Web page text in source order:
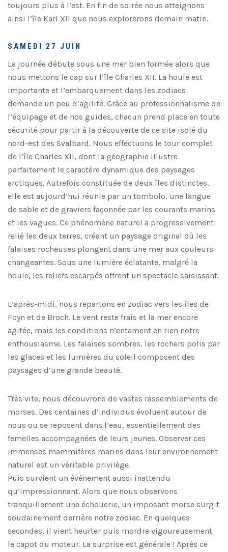
toujours plus à l’est. En fin de soirée nous atteignons
ainsi l’île Karl XII que nous explorerons demain matin.
SAMEDI 27 JUIN
La journée débute sous une mer bien formée alors que
nous mettons le cap sur l’île Charles XII. La houle est
importante et l’embarquement dans les zodiacs
demande un peu d’agilité. Grâce au professionnalisme de
l’équipage et de nos guides, chacun prend place en toute
sécurité pour partir à la découverte de ce site isolé du
nord-est des Svalbard. Nous effectuons le tour complet
de l’île Charles XII, dont la géographie illustre
parfaitement le caractère dynamique des paysages
arctiques. Autrefois constituée de deux îles distinctes,
elle est aujourd’hui réunie par un tombolo, une langue
de sable et de graviers façonnée par les courants marins
et les vagues. Ce phénomène naturel a progressivement
relié les deux terres, créant un paysage original où les
falaises rocheuses plongent dans une mer aux couleurs
changeantes. Sous une lumière éclatante, malgré la
houle, les reliefs escarpés offrent un spectacle saisissant.
L’après-midi, nous repartons en zodiac vers les îles de
Foyn et de Broch. Le vent reste frais et la mer encore
agitée, mais les conditions n’entament en rien notre
enthousiasme. Les falaises sombres, les rochers polis par
les glaces et les lumières du soleil composent des
paysages d’une grande beauté.
Très vite, nous découvrons de vastes rassemblements de
morses. Des centaines d’individus évoluent autour de
nous ou se reposent dans l’eau, essentiellement des
femelles accompagnées de leurs jeunes. Observer ces
immenses mammifères marins dans leur environnement
naturel est un véritable privilège.
Puis survient un événement aussi inattendu
qu’impressionnant. Alors que nous observons
tranquillement une échouerie, un imposant morse surgit
soudainement derrière notre zodiac. En quelques
secondes, il vient heurter puis mordre vigoureusement
le capot du moteur. La surprise est générale ! Après ce